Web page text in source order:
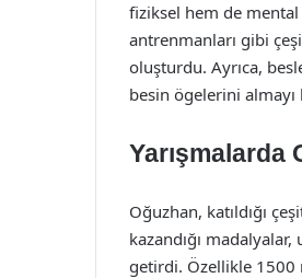
fiziksel hem de mental
antrenmanları gibi
oluşturdu. Ayrıca,
besin ögelerini almayı
Yarışmalarda
Oğuzhan, katıldığı
kazandığı
getirdi. Özellikle 1500